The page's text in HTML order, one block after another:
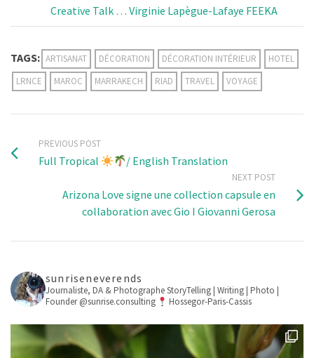
Creative Talk … Virginie Lapègue-Lafaye FEEKA
TAGS: ARTISANAT DÉCORATION DÉCORATION INTÉRIEUR
HOTEL
LRNCE
MAROC MARRAKECH RIAD TRAVEL VOYAGE
PREVIOUS POST
Full Tropical / English Translation
NEXT POST
Arizona Love signe une collection capsule en
collaboration avec Gio I Giovanni Gerosa
sunriseneverends
Journaliste, DA & PhotographeStoryTelling | Writing | Photo |
Founder @sunrise.consulting
Hossegor-Paris-Cassis